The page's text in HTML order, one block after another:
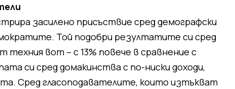
засилено присъствие сред демографски
Той подобри резултатите си сред
техния вот – с 13% повече в сравнение с
си сред домакинства с по-ниски доходи,
Сред гласоподавателите, които изтъкват